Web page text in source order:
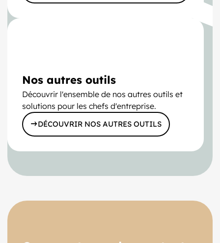
Nos autres outils
Découvrir l'ensemble de nos autres outils et
solutions pour les chefs d'entreprise.
DÉCOUVRIR NOS AUTRES OUTILS